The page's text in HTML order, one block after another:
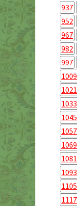
937
952
967
982
997
1009
1021
1033
1045
1057
1069
1081
1093
1105
1117